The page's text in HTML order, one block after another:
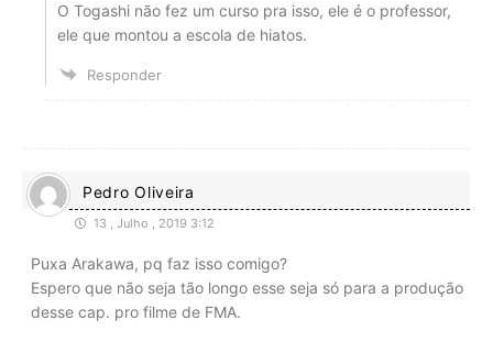
O Togashi não fez um curso pra isso, ele é o professor,
ele que montou a escola de hiatos.
Responder
Pedro Oliveira
13 , Julho , 2019 3:12
Puxa Arakawa, pq faz isso comigo?
Espero que não seja tão longo esse seja só para a produção
desse cap. pro filme de FMA.